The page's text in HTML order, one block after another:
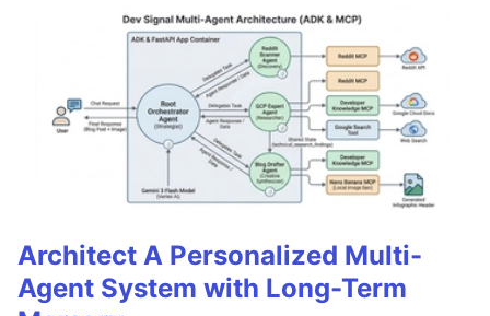
Architect A Personalized Multi-
Agent System with Long-Term